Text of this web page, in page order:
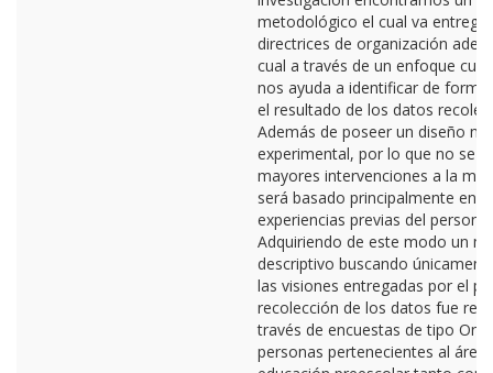
metodológico el cual va
directrices de organización
cual a través de un enfoque
nos ayuda a identificar de forma
el resultado de los datos
Además de poseer un diseño no
experimental, por lo que no se
mayores intervenciones a la
será basado principalmente en
experiencias previas del
Adquiriendo de este modo un
descriptivo buscando
las visiones entregadas por el
recolección de los datos fue
través de encuestas de tipo On
personas pertenecientes al área